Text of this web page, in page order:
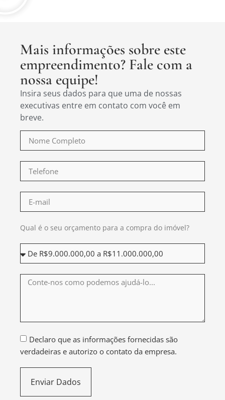
Mais informações sobre este
empreendimento? Fale com a
nossa equipe!
Insira seus dados para que uma de nossas
executivas entre em contato com você em
breve.
Qual é o seu orçamento para a compra do imóvel?
Declaro que as informações fornecidas são
verdadeiras e autorizo o contato da empresa.
Enviar Dados